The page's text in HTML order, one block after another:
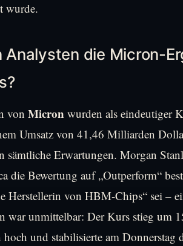
wurde.
die Micron-
von Micron wurden als eindeutiger
Umsatz von 41,46 Milliarden
sämtliche Erwartungen. Morgan
die Bewertung auf „Outperform“
Herstellerin von HBM-Chips“ sei –
war unmittelbar: Der Kurs stieg um
und stabilisierte am Donnerstag